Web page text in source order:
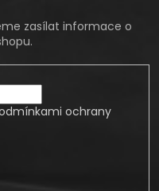
zasílat informace o
ochrany